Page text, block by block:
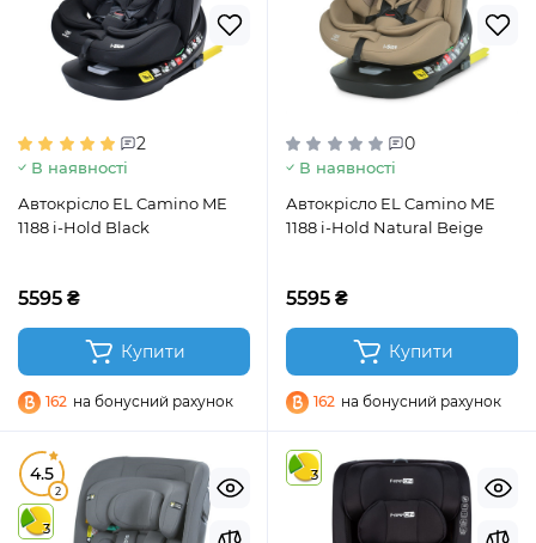
2
В наявності
Автокрісло EL Camino ME
1188 i-Hold Black
5595 ₴
Купити
162 на бонусний рахунок
0
В наявності
Автокрісло EL Camino ME
1188 i-Hold Natural Beige
5595 ₴
Купити
162 на бонусний рахунок
4.5
2
3
3